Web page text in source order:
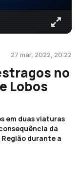
27 mar, 2022, 20:22
no
Lobos
em duas viaturas
da
durante a